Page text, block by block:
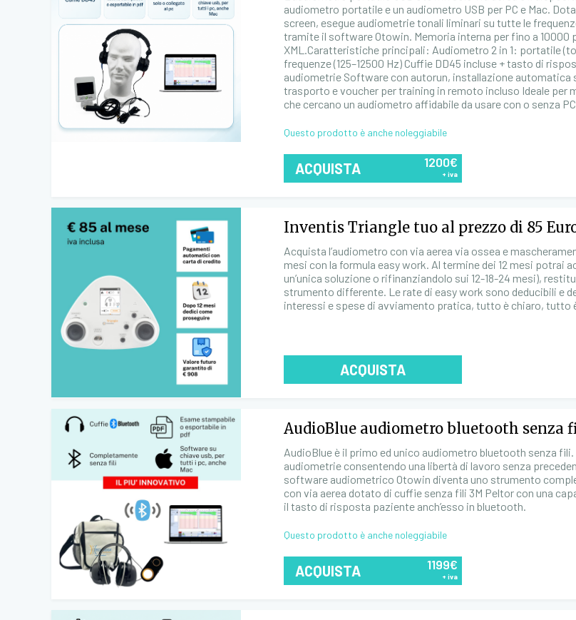
audiometro portatile e un audiometro USB per PC e Mac.
screen, esegue audiometrie tonali liminari su tutte le
tramite il software Otowin. Memoria interna per fino a 10000
XML.Caratteristiche principali: Audiometro 2 in 1: portatile
frequenze (125–12500 Hz) Cuffie DD45 incluse + tasto di
audiometrie Software con autorun, installazione automatica
trasporto e voucher per training in remoto incluso Ideale
che cercano un audiometro affidabile da usare con o senza
Questo prodotto è anche noleggiabile
ACQUISTA 1200€
+ iva
Inventis Triangle tuo al prezzo di 85
Acquista l’audiometro con via aerea via ossea e
mesi con la formula easy work. Al termine dei 12 mesi
un’unica soluzione o rifinanziandolo sui 12-18-24 mesi),
strumento differente. Le rate di easy work sono deducibili e
interessi e spese di avviamento pratica, tutto è chiaro, tutto
ACQUISTA
AudioBlue audiometro bluetooth senza
AudioBlue è il primo ed unico audiometro bluetooth senza
audiometrie consentendo una libertà di lavoro senza
software audiometrico Otowin diventa uno strumento
con via aerea dotato di cuffie senza fili 3M Peltor con una
il tasto di risposta paziente anch’esso in bluetooth.
Questo prodotto è anche noleggiabile
ACQUISTA 1199€
+ iva